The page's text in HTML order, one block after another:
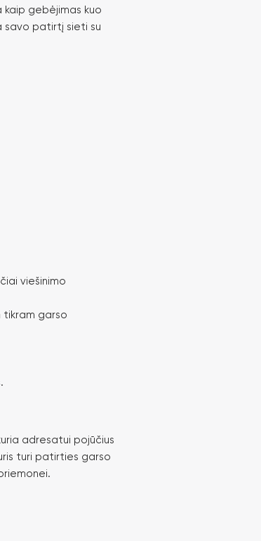
gebėjimas kuo
savo patirtį sieti su
viešinimo
tikram garso
adresatui pojūčius
turi patirties garso